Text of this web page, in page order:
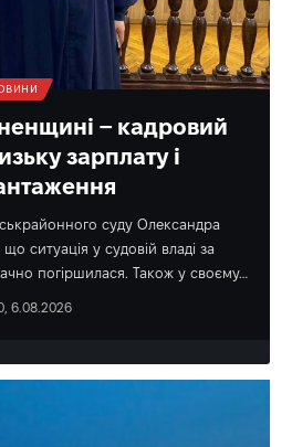
– кадровий
зарплату і
суду Олександра
ситуація у судовій владі за
погіршилася. Також у своєму…
6.08.2026